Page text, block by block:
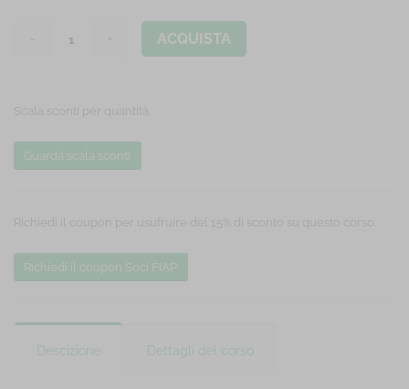
ACQUISTA
Scala sconti per quantità
Guarda scala sconti
Richiedi il coupon per usufruire del 15% di sconto su questo corso.
Richiedi il coupon Soci FIAP
Descizione Dettagli del corso